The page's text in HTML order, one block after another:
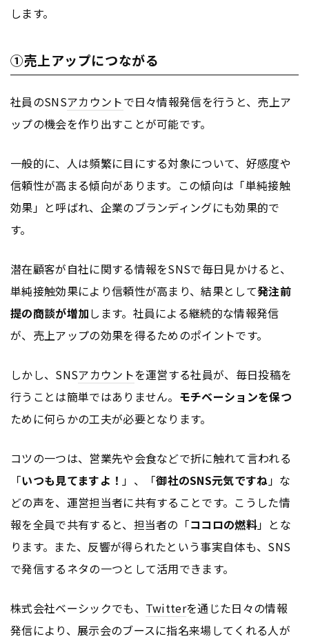
します。
①売上アップにつながる
社員のSNSアカウントで日々情報発信を行うと、売上ア
ップの機会を作り出すことが可能です。
一般的に、人は頻繁に目にする対象について、好感度や
信頼性が高まる傾向があります。この傾向は「単純接触
効果」と呼ばれ、企業のブランディングにも効果的で
す。
潜在顧客が自社に関する情報をSNSで毎日見かけると、
単純接触効果により信頼性が高まり、結果として発注前
提の商談が増加します。社員による継続的な情報発信
が、売上アップの効果を得るためのポイントです。
しかし、SNSアカウントを運営する社員が、毎日投稿を
行うことは簡単ではありません。 モチベーションを保つ
ために何らかの工夫が必要となります。
コツの一つは、営業先や会食などで折に触れて言われる
「いつも見てますよ！ 」、「御社のSNS元気ですね 」な
どの声を、運営担当者に共有することです。こうした情
報を全員で共有すると、担当者の「ココロの燃料」とな
ります。また、反響が得られたという事実自体も、SNS
で発信するネタの一つとして活用できます。
株式会社ベーシックでも、 Twitterを通じた日々の情報
発信により、展示会のブースに指名来場してくれる人が